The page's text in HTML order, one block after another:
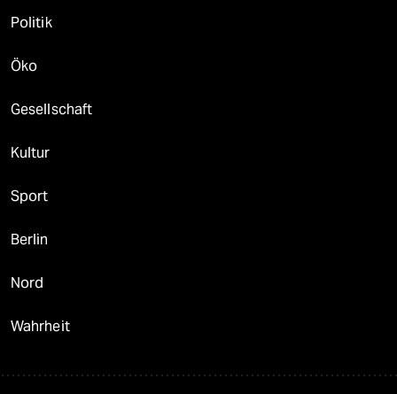
Politik
Öko
Gesellschaft
Kultur
Sport
Berlin
Nord
Wahrheit